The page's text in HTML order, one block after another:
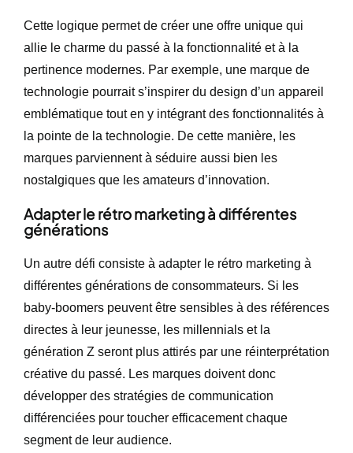
Cette logique permet de créer une offre unique qui
allie le charme du passé à la fonctionnalité et à la
pertinence modernes. Par exemple, une marque de
technologie pourrait s’inspirer du design d’un appareil
emblématique tout en y intégrant des fonctionnalités à
la pointe de la technologie. De cette manière, les
marques parviennent à séduire aussi bien les
nostalgiques que les amateurs d’innovation.
Adapter le rétro marketing à différentes
générations
Un autre défi consiste à adapter le rétro marketing à
différentes générations de consommateurs. Si les
baby-boomers peuvent être sensibles à des références
directes à leur jeunesse, les millennials et la
génération Z seront plus attirés par une réinterprétation
créative du passé. Les marques doivent donc
développer des stratégies de communication
différenciées pour toucher efficacement chaque
segment de leur audience.